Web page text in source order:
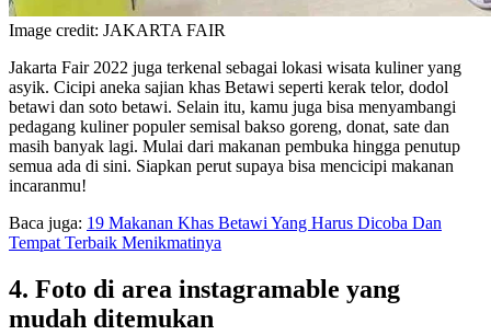
Image credit: JAKARTA FAIR
Jakarta Fair 2022 juga terkenal sebagai lokasi wisata kuliner yang
asyik. Cicipi aneka sajian khas Betawi seperti kerak telor, dodol
betawi dan soto betawi. Selain itu, kamu juga bisa menyambangi
pedagang kuliner populer semisal bakso goreng, donat, sate dan
masih banyak lagi. Mulai dari makanan pembuka hingga penutup
semua ada di sini. Siapkan perut supaya bisa mencicipi makanan
incaranmu!
Baca juga: 19 Makanan Khas Betawi Yang Harus Dicoba Dan
Tempat Terbaik Menikmatinya
4. Foto di area instagramable yang
mudah ditemukan